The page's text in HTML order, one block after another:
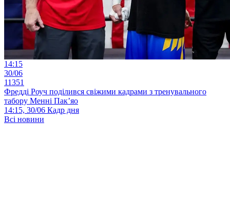
14:15
30/06
11351
Фредді Роуч поділився свіжими кадрами з тренувального
табору Менні Пак’яо
14:15, 30/06 Кадр дня
Всі новини